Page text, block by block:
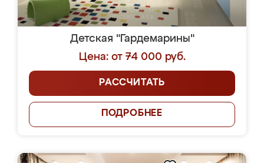
Детская "Гардемарины"
Цена: от 74 000 руб.
РАССЧИТАТЬ
ПОДРОБНЕЕ